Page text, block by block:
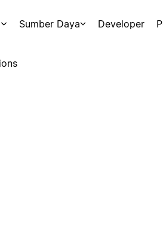
Sumber Daya Developer